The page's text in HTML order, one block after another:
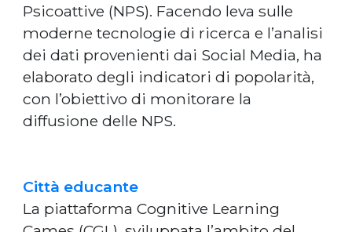
Psicoattive (NPS). Facendo leva sulle
moderne tecnologie di ricerca e l’analisi
dei dati provenienti dai Social Media, ha
elaborato degli indicatori di popolarità,
con l’obiettivo di monitorare la
diffusione delle NPS.
Città educante
La piattaforma Cognitive Learning